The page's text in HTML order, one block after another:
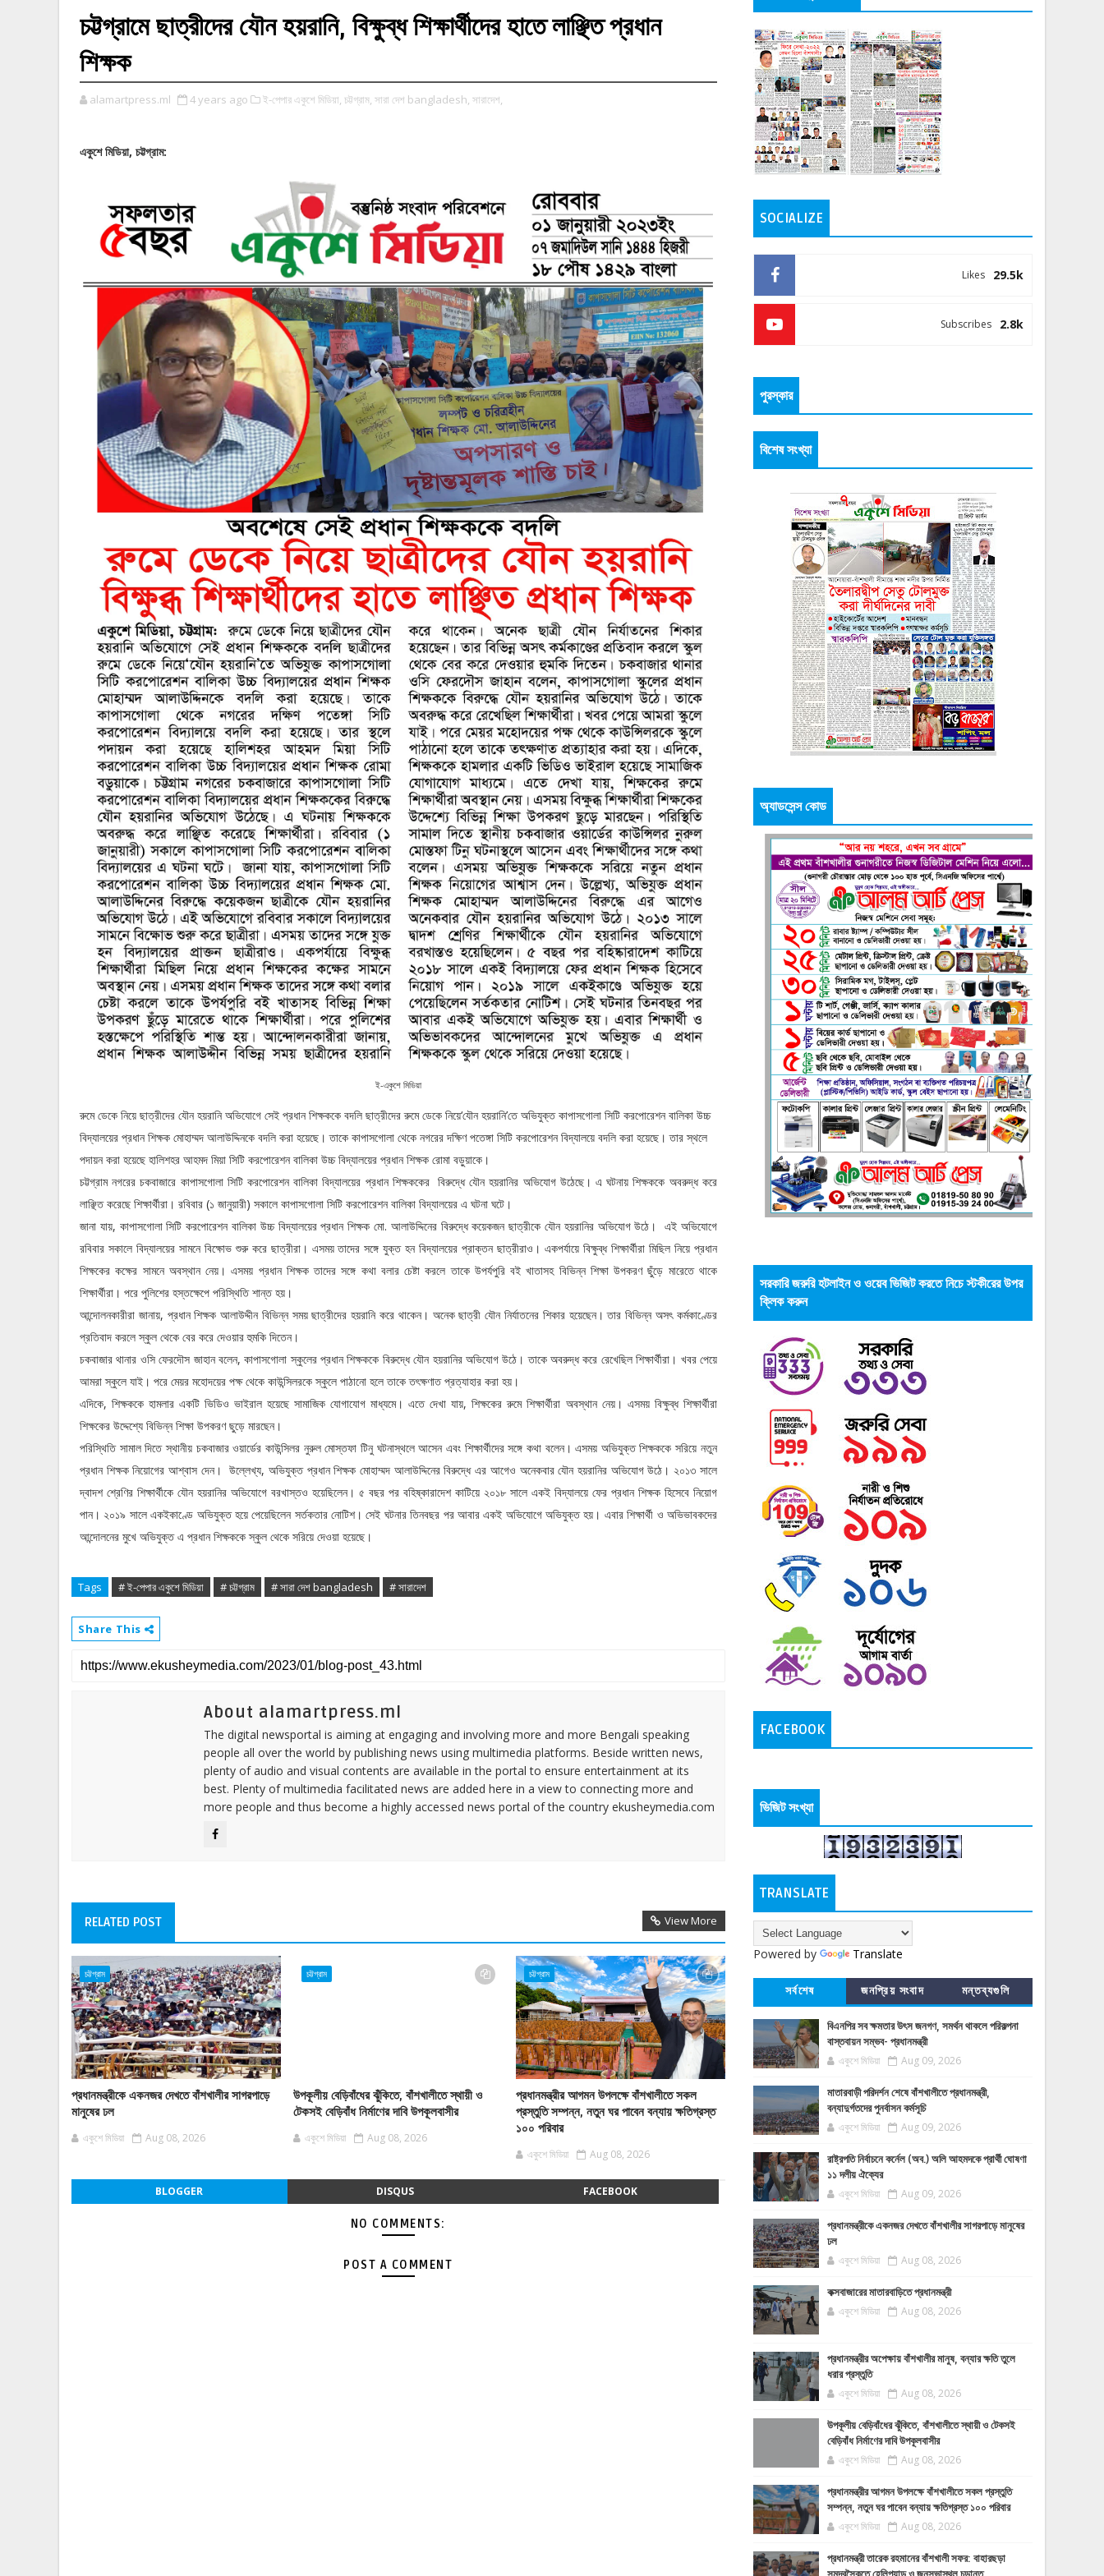
চট্টগ্রামে ছাত্রীদের যৌন হয়রানি, বিক্ষুব্ধ শিক্ষার্থীদের হাতে লাঞ্ছিত প্রধান
শিক্ষক
alamartpress.ml 4 years ago ই-পেপার একুশে মিডিয়া, চট্টগ্রাম, সারা দেশ bangladesh, সারাদেশ,
একুশে মিডিয়া, চট্টগ্রাম:
ই-একুশে মিডিয়া
রুমে ডেকে নিয়ে ছাত্রীদের যৌন হয়রানি অভিযোগে সেই প্রধান শিক্ষককে বদলি ছাত্রীদের রুমে ডেকে নিয়ে‘যৌন হয়রানি’তে অভিযুক্ত কাপাসগোলা সিটি করপোরেশন বালিকা উচ্চ
বিদ্যালয়ের প্রধান শিক্ষক মোহাম্মদ আলাউদ্দিনকে বদলি করা হয়েছে । তাকে কাপাসগোলা থেকে নগরের দক্ষিণ পতেঙ্গা সিটি করপোরেশন বিদ্যালয়ে বদলি করা হয়েছে । তার স্থলে
পদায়ন করা হয়েছে হালিশহর আহমদ মিয়া সিটি করপোরেশন বালিকা উচ্চ বিদ্যালয়ের প্রধান শিক্ষক রোমা বড়ুয়াকে ।
চট্টগ্রাম নগরের চকবাজারে কাপাসগোলা সিটি করপোরেশন বালিকা বিদ্যালয়ের প্রধান শিক্ষককের বিরুদ্ধে যৌন হয়রানির অভিযোগ উঠেছে। এ ঘটনায় শিক্ষককে অবরুদ্ধ করে
লাঞ্ছিত করেছে শিক্ষার্থীরা । রবিবার (১ জানুয়ারী) সকালে কাপাসগোলা সিটি করপোরেশন বালিকা বিদ্যালয়ের এ ঘটনা ঘটে ।
জানা যায়, কাপাসগোলা সিটি করপোরেশন বালিকা উচ্চ বিদ্যালয়ের প্রধান শিক্ষক মো. আলাউদ্দিনের বিরুদ্ধে কয়েকজন ছাত্রীকে যৌন হয়রানির অভিযোগ উঠে । এই অভিযোগে
রবিবার সকালে বিদ্যালয়ের সামনে বিক্ষোভ শুরু করে ছাত্রীরা। এসময় তাদের সঙ্গে যুক্ত হন বিদ্যালয়ের প্রাক্তন ছাত্রীরাও । একপর্যায়ে বিক্ষুব্ধ শিক্ষার্থীরা মিছিল নিয়ে প্রধান
শিক্ষকের কক্ষের সামনে অবস্থান নেয় । এসময় প্রধান শিক্ষক তাদের সঙ্গে কথা বলার চেষ্টা করলে তাকে উপর্যপুরি বই খাতাসহ বিভিন্ন শিক্ষা উপকরণ ছুঁড়ে মারেতে থাকে
শিক্ষার্থীরা । পরে পুলিশের হস্তক্ষেপে পরিস্থিতি শান্ত হয় ।
আন্দোলনকারীরা জানায়, প্রধান শিক্ষক আলাউদ্দীন বিভিন্ন সময় ছাত্রীদের হয়রানি করে থাকেন। অনেক ছাত্রী যৌন নির্যাতনের শিকার হয়েছেন। তার বিভিন্ন অসৎ কর্মকাণ্ডের
প্রতিবাদ করলে স্কুল থেকে বের করে দেওয়ার হুমকি দিতেন।
চকবাজার থানার ওসি ফেরদৌস জাহান বলেন,কাপাসগোলা স্কুলের প্রধান শিক্ষককে বিরুদ্ধে যৌন হয়রানির অভিযোগ উঠে । তাকে অবরুদ্ধ করে রেখেছিল শিক্ষার্থীরা । খবর পেয়ে
আমরা স্কুলে যাই । পরে মেয়র মহোদয়ের পক্ষ থেকে কাউন্সিলরকে স্কুলে পাঠানো হলে তাকে তৎক্ষণাত প্রত্যাহার করা হয় ।
এদিকে,শিক্ষককে হামলার একটি ভিডিও ভাইরাল হয়েছে সামাজিক যোগাযোগ মাধ্যমে। এতে দেখা যায়,শিক্ষকের রুমে শিক্ষার্থীরা অবস্থান নেয়। এসময় বিক্ষুব্ধ শিক্ষার্থীরা
শিক্ষকের উদ্দেশ্যে বিভিন্ন শিক্ষা উপকরণ ছুড়ে মারছেন।
পরিস্থিতি সামাল দিতে স্থানীয় চকবাজার ওয়ার্ডের কাউন্সিলর নুরুল মোস্তফা টিনু ঘটনাস্থলে আসেন এবং শিক্ষার্থীদের সঙ্গে কথা বলেন। এসময় অভিযুক্ত শিক্ষককে সরিয়ে নতুন
প্রধান শিক্ষক নিয়োগের আশ্বাস দেন। উল্লেখ্য, অভিযুক্ত প্রধান শিক্ষক মোহাম্মদ আলাউদ্দিনের বিরুদ্ধে এর আগেও অনেকবার যৌন হয়রানির অভিযোগ উঠে । ২০১৩ সালে
দ্বাদশ শ্রেণির শিক্ষার্থীকে যৌন হয়রানির অভিযোগে বরখাস্তও হয়েছিলেন। ৫ বছর পর বহিষ্কারাদেশ কাটিয়ে ২০১৮ সালে একই বিদ্যালয়ে ফের প্রধান শিক্ষক হিসেবে নিয়োগ
পান। ২০১৯ সালে একইকাণ্ডে অভিযুক্ত হয়ে পেয়েছিলেন সর্তকতার নোটিশ। সেই ঘটনার তিনবছর পর আবার একই অভিযোগে অভিযুক্ত হয় । এবার শিক্ষার্থী ও অভিভাবকদের
আন্দোলনের মুখে অভিযুক্ত এ প্রধান শিক্ষককে স্কুল থেকে সরিয়ে দেওয়া হয়েছে ।
Tags # ই-পেপার একুশে মিডিয়া # চট্টগ্রাম # সারা দেশ bangladesh # সারাদেশ
Share This
About alamartpress.ml
The digital newsportal is aiming at engaging and involving more and more Bengali speaking
people all over the world by publishing news using multimedia platforms. Beside written news,
plenty of audio and visual contents are available in the portal to ensure entertainment at its
best. Plenty of multimedia facilitated news are added here in a view to connecting more and
more people and thus become a highly accessed news portal of the country ekusheymedia.com
RELATED POST View More
চট্টগ্রাম
প্রধানমন্ত্রীকে একনজর দেখতে বাঁশখালীর সাগরপাড়ে
মানুষের ঢল
একুশে মিডিয়া Aug 08, 2026
চট্টগ্রাম
উপকূলীয় বেড়িবাঁধের ঝুঁকিতে, বাঁশখালীতে স্থায়ী ও
টেকসই বেড়িবাঁধ নির্মাণের দাবি উপকূলবাসীর
একুশে মিডিয়া Aug 08, 2026
চট্টগ্রাম
প্রধানমন্ত্রীর আগমন উপলক্ষে বাঁশখালীতে সকল
প্রস্তুতি সম্পন্ন, নতুন ঘর পাবেন বন্যায় ক্ষতিগ্রস্ত
১০০ পরিবার
একুশে মিডিয়া Aug 08, 2026
BLOGGER DISQUS FACEBOOK
NO COMMENTS:
POST A COMMENT
SOCIALIZE
29.5k
Likes
2.8k
Subscribes
পুরস্কার
বিশেষ সংখ্যা
অ্যাডসেন্স কোড
সরকারি জরুরি হটলাইন ও ওয়েব ভিজিট করতে নিচে স্টকীরের উপর
ক্লিক করুন
FACEBOOK
ভিজিট সংখ্যা
TRANSLATE
Powered by Translate
সর্বশেষ জনপ্রিয় সংবাদ মন্তব্যগুলি
বিএনপির সব ক্ষমতার উৎস জনগণ, সমর্থন থাকলে পরিকল্পনা
বাস্তবায়ন সম্ভব- প্রধানমন্ত্রী
একুশে মিডিয়া Aug 09, 2026
মাতারবাড়ী পরিদর্শন শেষে বাঁশখালীতে প্রধানমন্ত্রী,
বন্যাদুর্গতদের পুনর্বাসন কর্মসূচি
একুশে মিডিয়া Aug 09, 2026
রাষ্ট্রপতি নির্বাচনে কর্নেল (অব.) অলি আহমদকে প্রার্থী ঘোষণা
১১ দলীয় ঐক্যের
একুশে মিডিয়া Aug 09, 2026
প্রধানমন্ত্রীকে একনজর দেখতে বাঁশখালীর সাগরপাড়ে মানুষের
ঢল
একুশে মিডিয়া Aug 08, 2026
কক্সবাজারের মাতারবাড়িতে প্রধানমন্ত্রী
একুশে মিডিয়া Aug 08, 2026
প্রধানমন্ত্রীর অপেক্ষায় বাঁশখালীর মানুষ, বন্যার ক্ষতি তুলে
ধরার প্রস্তুতি
একুশে মিডিয়া Aug 08, 2026
উপকূলীয় বেড়িবাঁধের ঝুঁকিতে, বাঁশখালীতে স্থায়ী ও টেকসই
বেড়িবাঁধ নির্মাণের দাবি উপকূলবাসীর
একুশে মিডিয়া Aug 08, 2026
প্রধানমন্ত্রীর আগমন উপলক্ষে বাঁশখালীতে সকল প্রস্তুতি
সম্পন্ন, নতুন ঘর পাবেন বন্যায় ক্ষতিগ্রস্ত ১০০ পরিবার
একুশে মিডিয়া Aug 08, 2026
প্রধানমন্ত্রী তারেক রহমানের বাঁশখালী সফর: বাহারছড়া